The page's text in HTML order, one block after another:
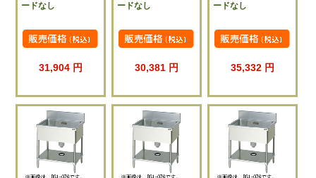
ードなし
31,904 円
ードなし
30,381 円
ードなし
35,332 円